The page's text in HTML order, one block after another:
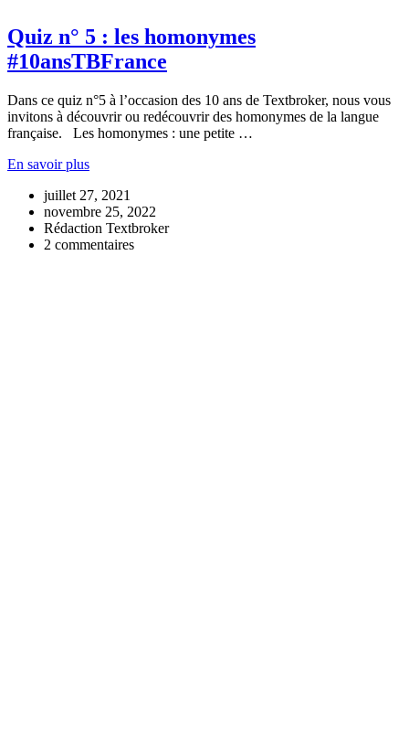
Quiz n° 5 : les homonymes
#10ansTBFrance
Dans ce quiz n°5 à l’occasion des 10 ans de Textbroker, nous vous
invitons à découvrir ou redécouvrir des homonymes de la langue
française. Les homonymes : une petite …
En savoir plus
juillet 27, 2021
novembre 25, 2022
Rédaction Textbroker
2 commentaires